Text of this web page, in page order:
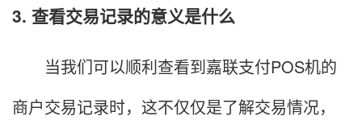
3. 查看交易记录的意义是什么
当我们可以顺利查看到嘉联支付POS机的
商户交易记录时，这不仅仅是了解交易情况，